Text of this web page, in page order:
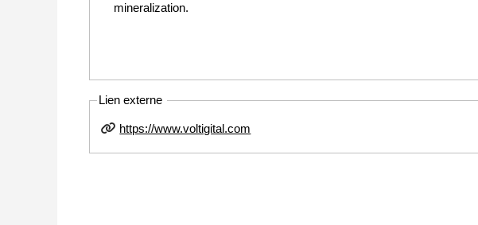
mineralization.
Lien externe
https://www.voltigital.com